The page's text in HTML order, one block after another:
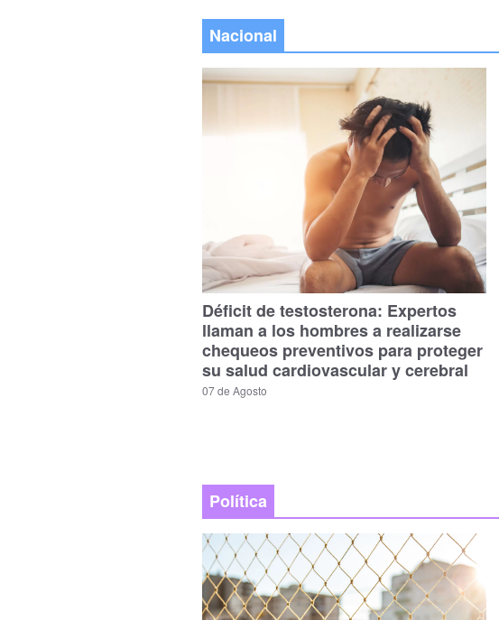
Nacional
Déficit de testosterona: Expertos
llaman a los hombres a realizarse
chequeos preventivos para proteger
su salud cardiovascular y cerebral
07 de Agosto
Política